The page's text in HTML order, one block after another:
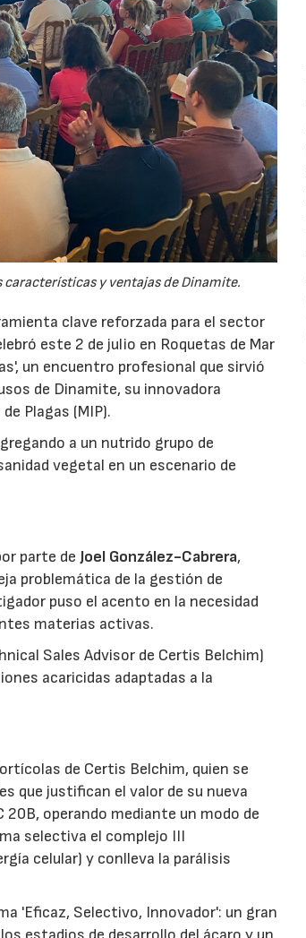
características y ventajas de Dinamite.
clave reforzada para el sector
este 2 de julio en Roquetas de Mar
un encuentro profesional que sirvió
de Dinamite, su innovadora
Plagas (MIP).
a un nutrido grupo de
vegetal en un escenario de
parte de Joel González-Cabrera,
problemática de la gestión de
puso el acento en la necesidad
materias activas.
Sales Advisor de Certis Belchim)
acaricidas adaptadas a la
de Certis Belchim, quien se
que justifican el valor de su nueva
operando mediante un modo de
selectiva el complejo III
celular) y conlleva la parálisis
'Eficaz, Selectivo, Innovador': un gran